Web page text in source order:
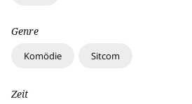
Genre
Komödie Sitcom
Zeit